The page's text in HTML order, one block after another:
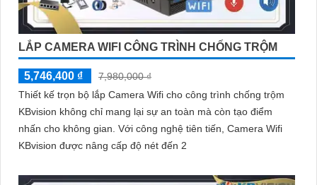
LẮP CAMERA WIFI CÔNG TRÌNH CHỐNG TRỘM
5,746,400 ₫
7,980,000 ₫
Thiết kế trọn bộ lắp Camera Wifi cho công trình chống trộm
KBvision không chỉ mang lại sự an toàn mà còn tạo điểm
nhấn cho không gian. Với công nghệ tiên tiến, Camera Wifi
KBvision được nâng cấp độ nét đến 2